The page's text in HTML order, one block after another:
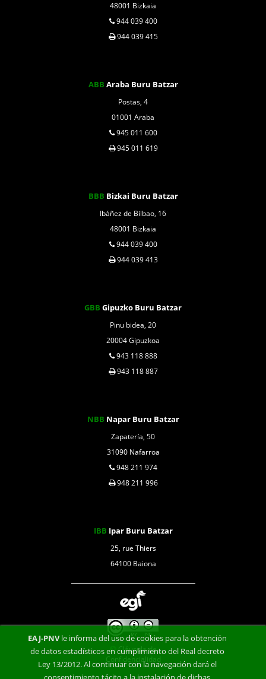
EAJ-PNVle informa del uso de cookies para la obtención
de datos estadísticos en cumplimiento del Real decreto
Ley 13/2012. Al continuar con la navegación dará el
48001 Bizkaia
944 039 400
944 039 415
ABB Araba Buru Batzar
Postas, 4
01001 Araba
945 011 600
945 011 619
BBB Bizkai Buru Batzar
Ibáñez de Bilbao, 16
48001 Bizkaia
944 039 400
944 039 413
GBB Gipuzko Buru Batzar
Pinu bidea, 20
20004 Gipuzkoa
943 118 888
943 118 887
NBB Napar Buru Batzar
Zapatería, 50
31090 Nafarroa
948 211 974
948 211 996
IBB Ipar Buru Batzar
25, rue Thiers
64100 Baiona
Cláusula de
Confidencialidad